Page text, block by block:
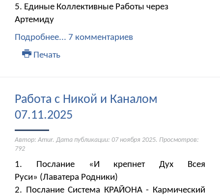
5. Единые Коллективные Работы через
Артемиду
Подробнее... 7 комментариев
Печать
Работа с Никой и Каналом
07.11.2025
Автор: Amur. Дата публикации: 07 ноября 2025. Просмотров:
792
1. Послание «И крепнет Дух Всея
Руси» (Лаватера Родники)
2. Послание Система КРАЙОНА - Кармический